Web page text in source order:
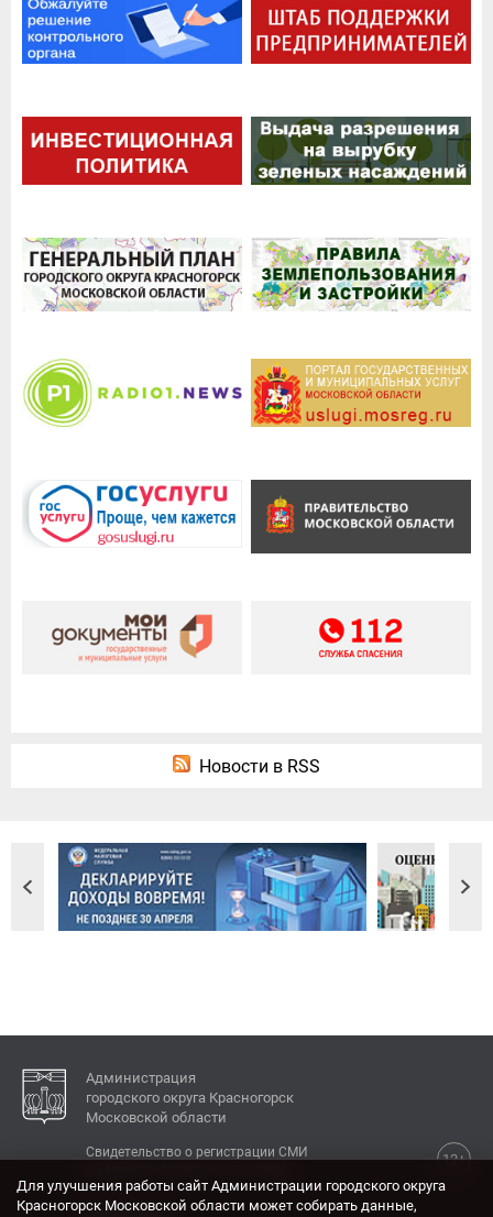
Новости в RSS
Администрация
городского округа Красногорск
Московской области
12+
Свидетельство о регистрации СМИ
Для улучшения работы сайт Администрации городского округа
Красногорск Московской области может собирать данные,